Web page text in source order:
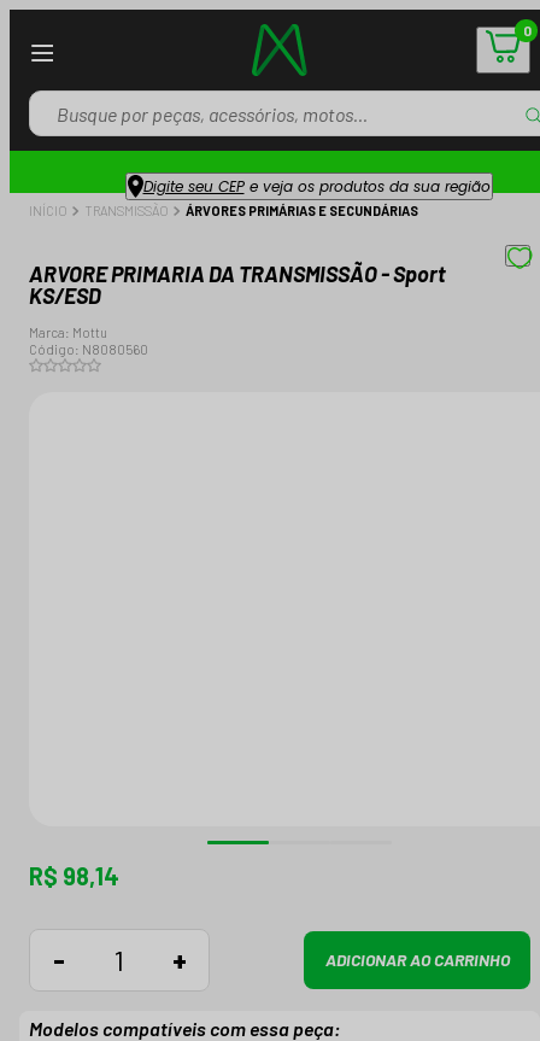
0
Digite seu CEPe veja os produtos da sua região
INÍCIO TRANSMISSÃO ÁRVORES PRIMÁRIAS E SECUNDÁRIAS
ARVORE PRIMARIA DA TRANSMISSÃO - Sport
KS/ESD
Marca: Mottu
Código: N8080560
R$ 98,14
- + ADICIONAR AO CARRINHO
Modelos compatíveis com essa peça: